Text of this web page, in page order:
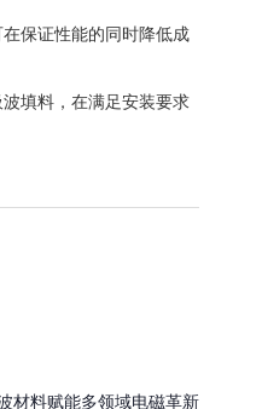
保证性能的同时降低成
填料，在满足安装要求
材料赋能多领域电磁革新